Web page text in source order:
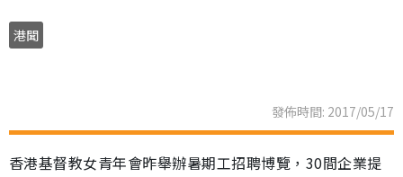
港聞
發佈時間: 2017/05/17
香港基督教女青年會昨舉辦暑期工招聘博覽，30間企業提